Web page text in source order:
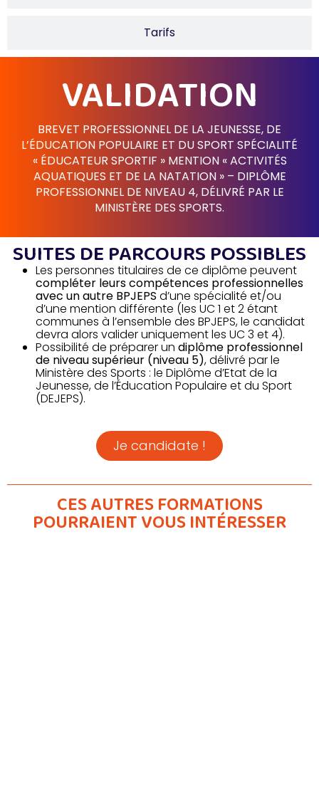
Tarifs
VALIDATION
BREVET PROFESSIONNEL DE LA JEUNESSE, DE
L’ÉDUCATION POPULAIRE ET DU SPORT SPÉCIALITÉ
« ÉDUCATEUR SPORTIF » MENTION « ACTIVITÉS
AQUATIQUES ET DE LA NATATION » – DIPLÔME
PROFESSIONNEL DE NIVEAU 4, DÉLIVRÉ PAR LE
MINISTÈRE DES SPORTS.
SUITES DE PARCOURS POSSIBLES
Les personnes titulaires de ce diplôme peuvent
compléter leurs compétences professionnelles
avec un autre BPJEPSd’une spécialité et/ou
d’une mention différente (les UC 1 et 2 étant
communes à l’ensemble des BPJEPS, le candidat
devra alors valider uniquement les UC 3 et 4).
Possibilité de préparer un diplôme professionnel
de niveau supérieur (niveau 5), délivré par le
Ministère des Sports : le Diplôme d’Etat de la
Jeunesse, de l’Éducation Populaire et du Sport
(DEJEPS).
Je candidate !
CES AUTRES FORMATIONS
POURRAIENT VOUS INTÉRESSER